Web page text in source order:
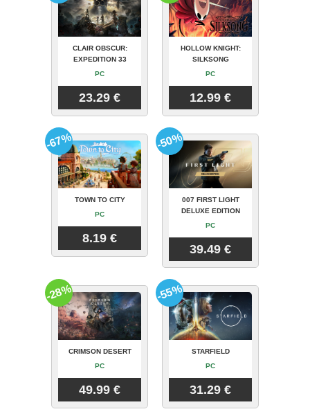
CLAIR OBSCUR:
EXPEDITION 33
PC
23.29 €
HOLLOW KNIGHT:
SILKSONG
PC
12.99 €
TOWN TO CITY
PC
8.19 €
-67%
007 FIRST LIGHT
DELUXE EDITION
PC
39.49 €
-50%
CRIMSON DESERT
PC
49.99 €
-28%
STARFIELD
PC
31.29 €
-55%